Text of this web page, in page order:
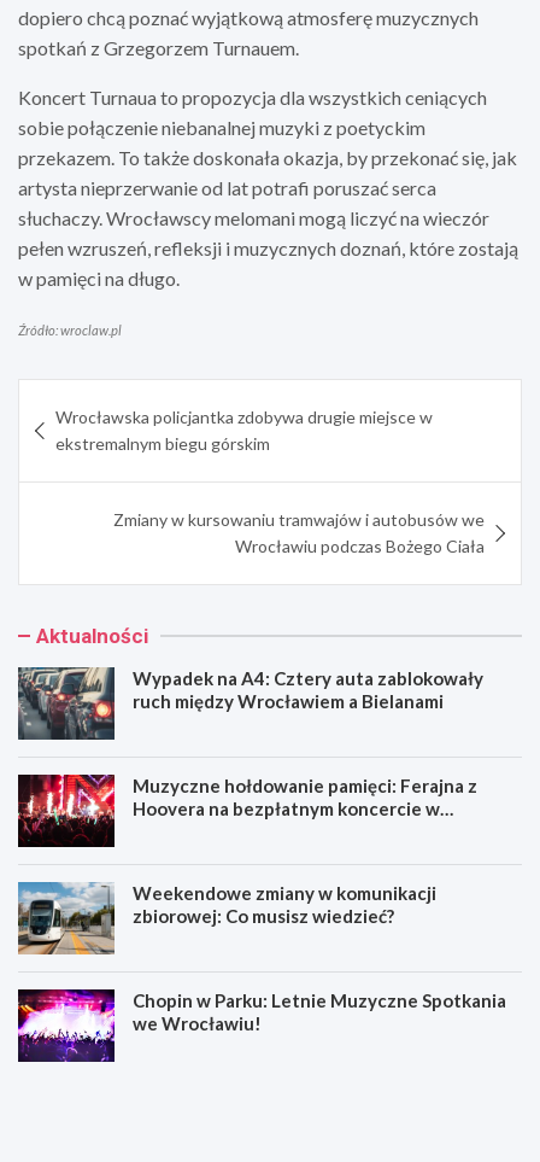
dopiero chcą poznać wyjątkową atmosferę muzycznych
spotkań z Grzegorzem Turnauem.
Koncert Turnaua to propozycja dla wszystkich ceniących
sobie połączenie niebanalnej muzyki z poetyckim
przekazem. To także doskonała okazja, by przekonać się, jak
artysta nieprzerwanie od lat potrafi poruszać serca
słuchaczy. Wrocławscy melomani mogą liczyć na wieczór
pełen wzruszeń, refleksji i muzycznych doznań, które zostają
w pamięci na długo.
Źródło: wroclaw.pl
wpisu
Wrocławska policjantka zdobywa drugie miejsce w
ekstremalnym biegu górskim
Zmiany w kursowaniu tramwajów i autobusów we
Wrocławiu podczas Bożego Ciała
Aktualności
Wypadek na A4: Cztery auta zablokowały
ruch między Wrocławiem a Bielanami
Muzyczne hołdowanie pamięci: Ferajna z
Hoovera na bezpłatnym koncercie w
Weekendowe zmiany w komunikacji
zbiorowej: Co musisz wiedzieć?
Chopin w Parku: Letnie Muzyczne Spotkania
we Wrocławiu!
W
M